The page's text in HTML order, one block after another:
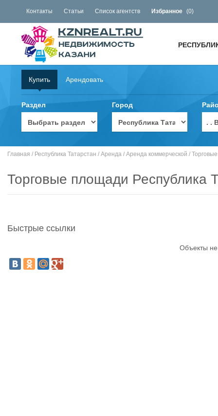
Контакты Статьи Список агентств Избранное (0)
Купить Арендовать
Раздел Город
. .
Главная / Республика Татарстан / Аренда / Аренда коммерческой /
Торговые площади Республика
Быстрые ссылки
Объекты